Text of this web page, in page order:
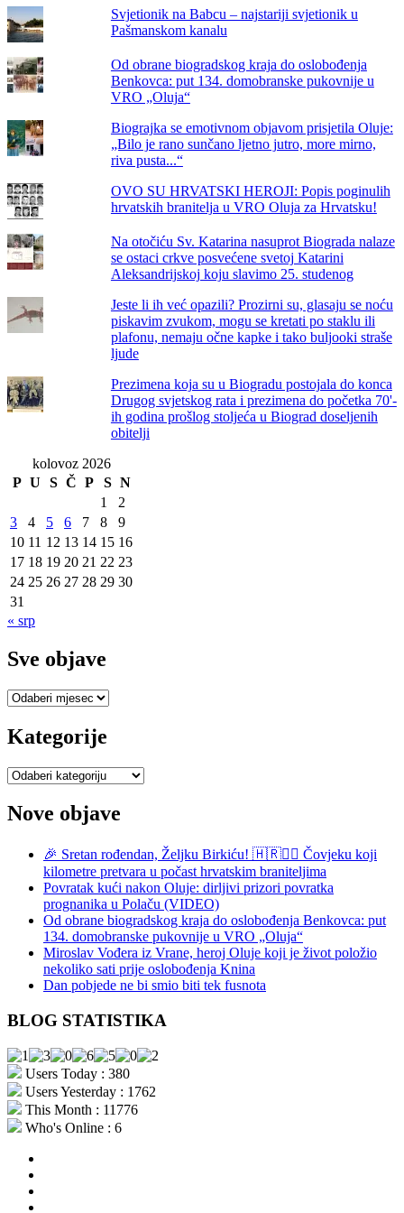
Svjetionik na Babcu – najstariji svjetionik u
Pašmanskom kanalu
Od obrane biogradskog kraja do oslobođenja
Benkovca: put 134. domobranske pukovnije u
VRO „Oluja“
Biograjka se emotivnom objavom prisjetila Oluje:
„Bilo je rano sunčano ljetno jutro, more mirno,
riva pusta...“
OVO SU HRVATSKI HEROJI: Popis poginulih
hrvatskih branitelja u VRO Oluja za Hrvatsku!
Na otočiću Sv. Katarina nasuprot Biograda nalaze
se ostaci crkve posvećene svetoj Katarini
Aleksandrijskoj koju slavimo 25. studenog
Jeste li ih već opazili? Prozirni su, glasaju se noću
piskavim zvukom, mogu se kretati po staklu ili
plafonu, nemaju očne kapke i tako buljooki straše
ljude
Prezimena koja su u Biogradu postojala do konca
Drugog svjetskog rata i prezimena do početka 70'-
ih godina prošlog stoljeća u Biograd doseljenih
obitelji
kolovoz 2026
P U S Č P S N
1
2
3
4 5 6 7 8
9
10 11 12 13 14 15 16
17 18 19 20 21 22 23
24 25 26 27 28 29 30
31
« srp
Sve objave
Sve
Kategorije
Kategorije
Nove objave
🎉 Sretan rođendan, Željku Birkiću! 🇭🇷🏃‍♂️ Čovjeku koji
kilometre pretvara u počast hrvatskim braniteljima
Povratak kući nakon Oluje: dirljivi prizori povratka
prognanika u Polaču (VIDEO)
Od obrane biogradskog kraja do oslobođenja Benkovca: put
134. domobranske pukovnije u VRO „Oluja“
Miroslav Vođera iz Vrane, heroj Oluje koji je život položio
nekoliko sati prije oslobođenja Knina
Dan pobjede ne bi smio biti tek fusnota
BLOG STATISTIKA
Users Today : 380
Users Yesterday : 1762
This Month : 11776
Who's Online : 6